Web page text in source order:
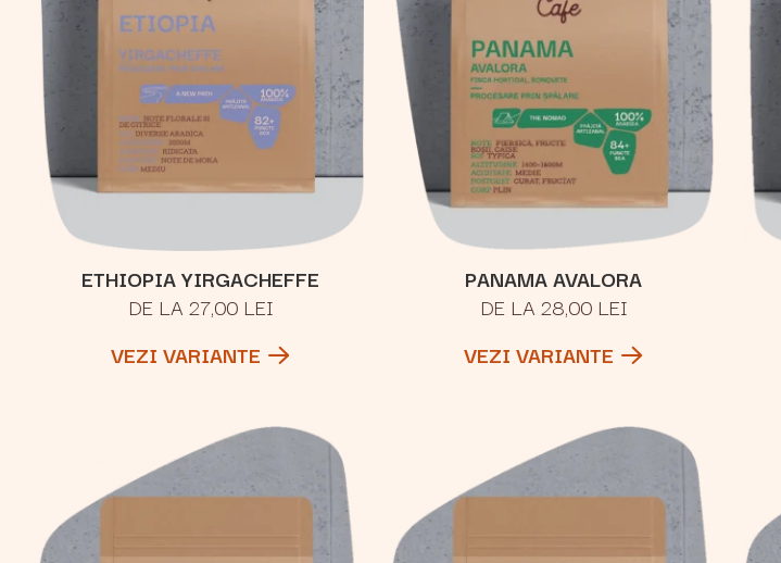
ETHIOPIA YIRGACHEFFE
DE LA 27,00 LEI
VEZI VARIANTE
PANAMA AVALORA
DE LA 28,00 LEI
VEZI VARIANTE